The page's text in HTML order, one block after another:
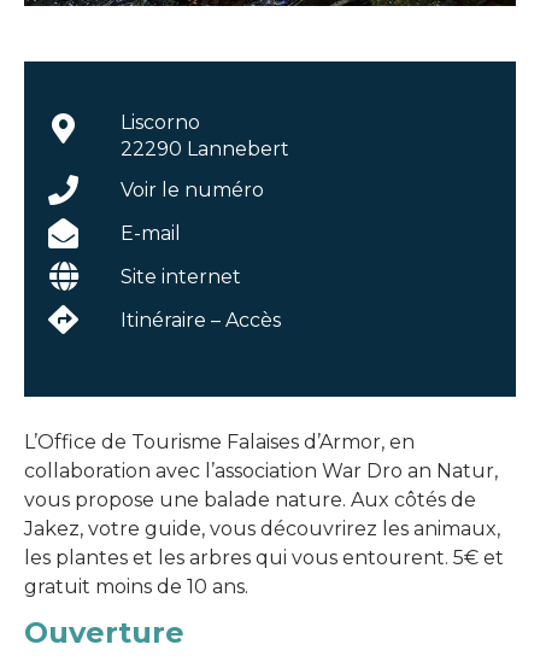
L’Office de Tourisme Falaises d’Armor, en
collaboration avec l’association War Dro an Natur,
vous propose une balade nature. Aux côtés de
Jakez, votre guide, vous découvrirez les animaux,
les plantes et les arbres qui vous entourent. 5€ et
gratuit moins de 10 ans.
Ouverture
Liscorno
22290 Lannebert
Voir le numéro
E-mail
Site internet
Itinéraire – Accès